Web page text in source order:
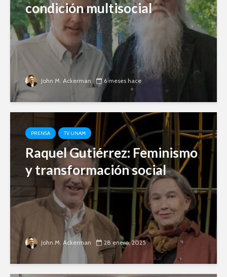
condición multisocial
John M. Ackerman 6 meses hace
PRENSA TV UNAM
Raquel Gutiérrez: Feminismo
y transformación social
John M. Ackerman 28 enero, 2025